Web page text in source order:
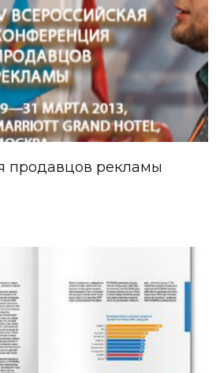
продавцов рекламы